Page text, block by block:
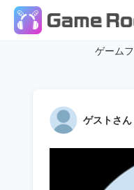
ゲーム
ゲストさん